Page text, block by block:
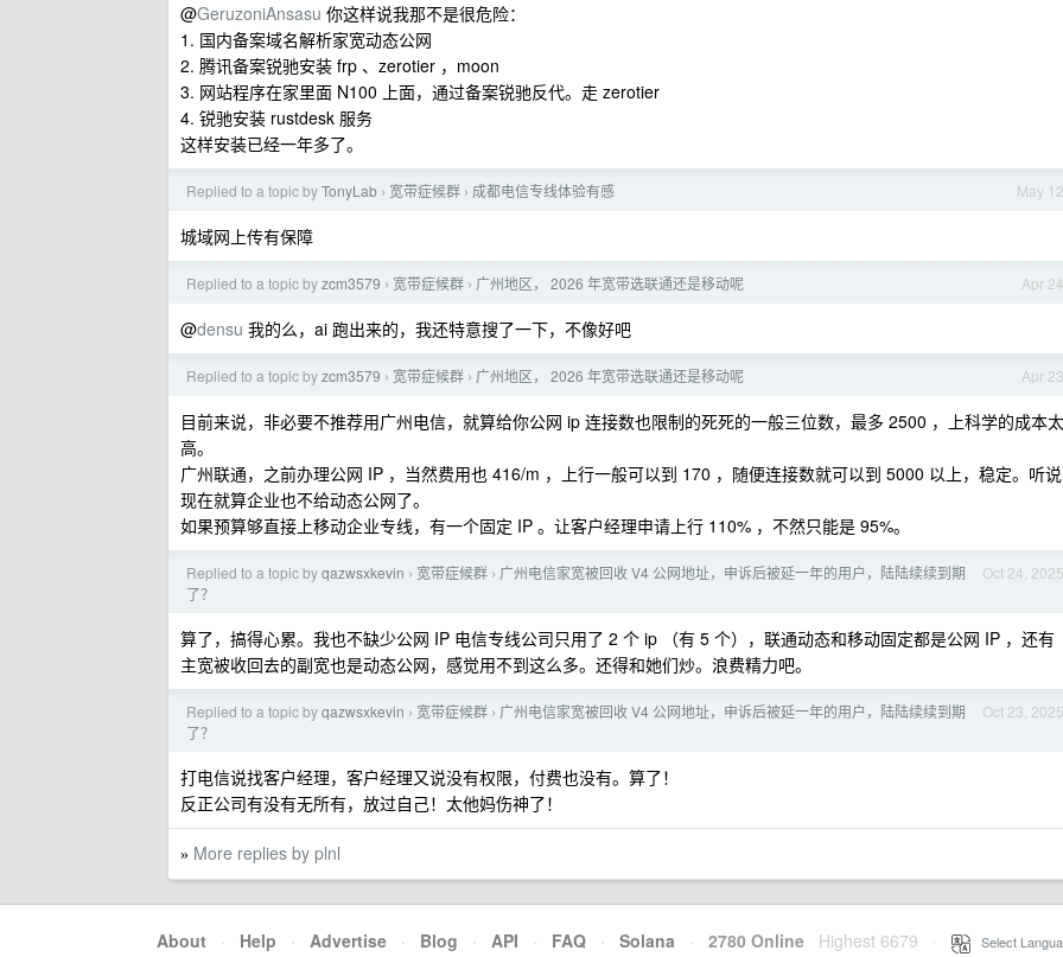
@GeruzoniAnsasu 你这样说我那不是很危险：
1. 国内备案域名解析家宽动态公网
2. 腾讯备案锐驰安装 frp 、zerotier ，moon
3. 网站程序在家里面 N100 上面，通过备案锐驰反代。走 zerotier
4. 锐驰安装 rustdesk 服务
这样安装已经一年多了。
May 12
Replied to a topic byTonyLab › 宽带症候群 › 成都电信专线体验有感
城域网上传有保障
Apr 24
Replied to a topic byzcm3579 › 宽带症候群 › 广州地区， 2026 年宽带选联通还是移动呢
@densu 我的么，ai 跑出来的，我还特意搜了一下，不像好吧
Apr 23
Replied to a topic byzcm3579 › 宽带症候群 › 广州地区， 2026 年宽带选联通还是移动呢
目前来说，非必要不推荐用广州电信，就算给你公网 ip 连接数也限制的死死的一般三位数，最多 2500 ，上科学的成本太
高。
广州联通，之前办理公网 IP ，当然费用也 416/m ，上行一般可以到 170 ，随便连接数就可以到 5000 以上，稳定。听说
现在就算企业也不给动态公网了。
如果预算够直接上移动企业专线，有一个固定 IP 。让客户经理申请上行 110% ，不然只能是 95%。
Oct 24, 2025
Replied to a topic byqazwsxkevin › 宽带症候群 › 广州电信家宽被回收 V4 公网地址，申诉后被延一年的用户，陆陆续续到期
了？
算了，搞得心累。我也不缺少公网 IP 电信专线公司只用了 2 个 ip （有 5 个），联通动态和移动固定都是公网 IP ，还有
主宽被收回去的副宽也是动态公网，感觉用不到这么多。还得和她们炒。浪费精力吧。
Oct 23, 2025
Replied to a topic byqazwsxkevin › 宽带症候群 › 广州电信家宽被回收 V4 公网地址，申诉后被延一年的用户，陆陆续续到期
了？
打电信说找客户经理，客户经理又说没有权限，付费也没有。算了！
反正公司有没有无所有，放过自己！太他妈伤神了！
» More replies by plnl
About · Help · Advertise · Blog · API · FAQ · Solana · 2780 Online Highest 6679 Select